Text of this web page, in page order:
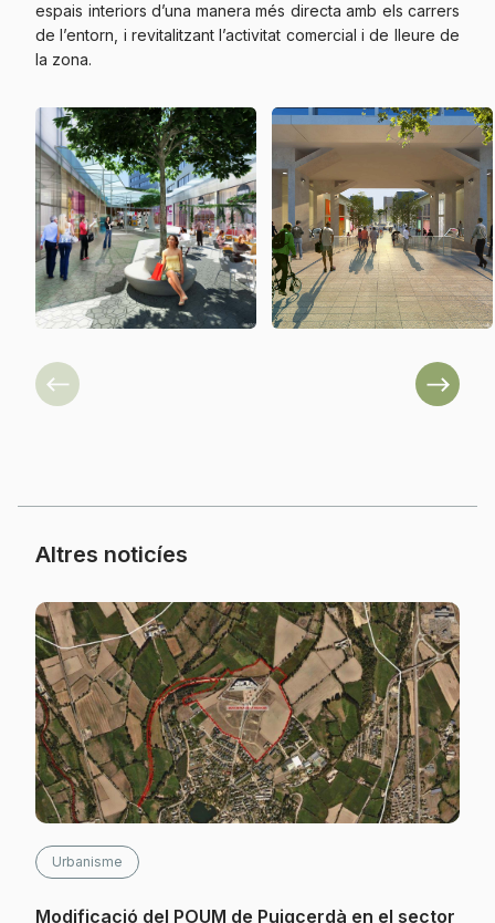
espais interiors d’una manera més directa amb els carrers
de l’entorn, i revitalitzant l’activitat comercial i de lleure de
la zona.
Previous Next
Altres noticíes
Urbanisme
Modificació del POUM de Puigcerdà en el sector